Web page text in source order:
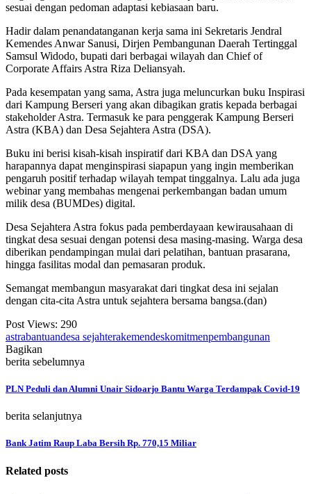
sesuai dengan pedoman adaptasi kebiasaan baru.
Hadir dalam penandatanganan kerja sama ini Sekretaris Jendral
Kemendes Anwar Sanusi, Dirjen Pembangunan Daerah Tertinggal
Samsul Widodo, bupati dari berbagai wilayah dan Chief of
Corporate Affairs Astra Riza Deliansyah.
Pada kesempatan yang sama, Astra juga meluncurkan buku Inspirasi
dari Kampung Berseri yang akan dibagikan gratis kepada berbagai
stakeholder Astra. Termasuk ke para penggerak Kampung Berseri
Astra (KBA) dan Desa Sejahtera Astra (DSA).
Buku ini berisi kisah-kisah inspiratif dari KBA dan DSA yang
harapannya dapat menginspirasi siapapun yang ingin memberikan
pengaruh positif terhadap wilayah tempat tinggalnya. Lalu ada juga
webinar yang membahas mengenai perkembangan badan umum
milik desa (BUMDes) digital.
Desa Sejahtera Astra fokus pada pemberdayaan kewirausahaan di
tingkat desa sesuai dengan potensi desa masing-masing. Warga desa
diberikan pendampingan mulai dari pelatihan, bantuan prasarana,
hingga fasilitas modal dan pemasaran produk.
Semangat membangun masyarakat dari tingkat desa ini sejalan
dengan cita-cita Astra untuk sejahtera bersama bangsa.(dan)
Post Views: 290
astrabantuandesa sejahterakemendeskomitmenpembangunan
Bagikan
berita sebelumnya
PLN Peduli dan Alumni Unair Sidoarjo Bantu Warga Terdampak Covid-19
berita selanjutnya
Bank Jatim Raup Laba Bersih Rp. 770,15 Miliar
Related posts